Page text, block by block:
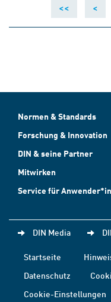
<< <
Normen & Standards
Forschung & Innovation
DIN & seine Partner
Mitwirken
Service für
DIN Media
Startseite
Datenschutz
Cookie-Einstellungen